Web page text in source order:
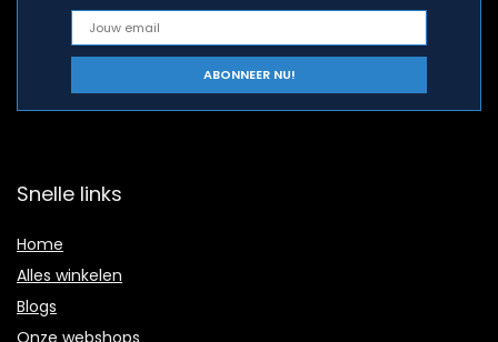
Snelle links
Home
Alles winkelen
Blogs